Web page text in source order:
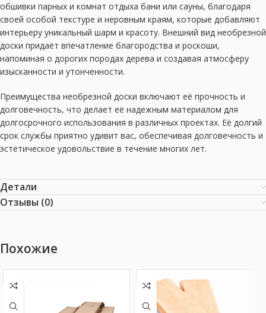
обшивки парных и комнат отдыха бани или сауны, благодаря
своей особой текстуре и неровным краям, которые добавляют
интерьеру уникальный шарм и красоту. Внешний вид необрезной
доски придаёт впечатление благородства и роскоши,
напоминая о дорогих породах дерева и создавая атмосферу
изысканности и утонченности.
Преимущества необрезной доски включают её прочность и
долговечность, что делает её надежным материалом для
долгосрочного использования в различных проектах. Её долгий
срок службы приятно удивит вас, обеспечивая долговечность и
эстетическое удовольствие в течение многих лет.
Детали
Отзывы (0)
Похожие